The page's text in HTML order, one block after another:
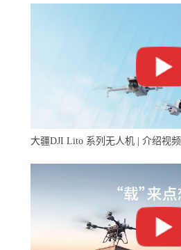
大疆DJI Lito 系列无人机 | 介绍视频